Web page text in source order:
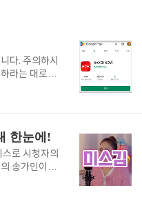
다. 주의하시
라는 대로만
이버 '나우'
같습니다.)
는 정도이니
다. 핸드폰을
나우'검색하
는 분들이
한눈에!
로 시청자의
송가인이 될
스김의 정